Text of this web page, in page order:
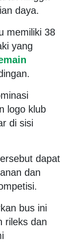
daya.
memiliki 38
yang
logo klub
di sisi
dapat
dan
bus ini
rileks dan